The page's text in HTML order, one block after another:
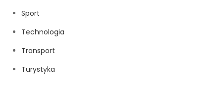
Sport
Technologia
Transport
Turystyka